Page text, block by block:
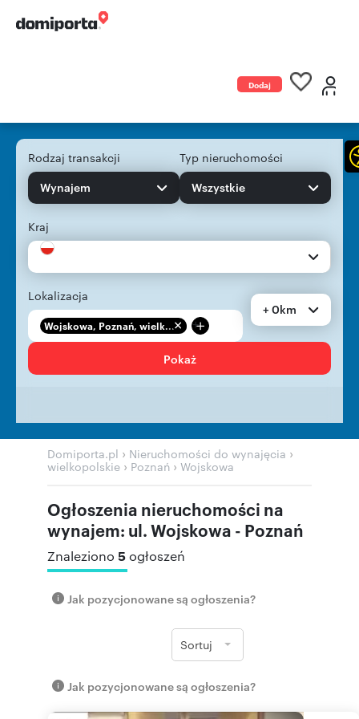
Dodaj
Rodzaj transakcji
Wynajem
Typ nieruchomości
Wszystkie
Kraj
Lokalizacja
Wojskowa, Poznań, wielk... +
+ 0km
Pokaż
Domiporta.pl › Nieruchomości do wynajęcia ›
wielkopolskie › Poznań › Wojskowa
Ogłoszenia nieruchomości na
wynajem: ul. Wojskowa - Poznań
Znaleziono 5ogłoszeń
Jak pozycjonowane są ogłoszenia?
Sortuj
Jak pozycjonowane są ogłoszenia?